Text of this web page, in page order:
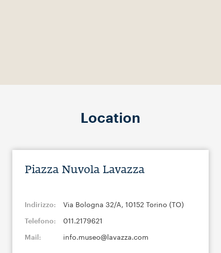
Location
Piazza Nuvola Lavazza
Indirizzo:
Via Bologna 32/A, 10152 Torino (TO)
Telefono:
011.2179621
Mail:
info.museo@lavazza.com